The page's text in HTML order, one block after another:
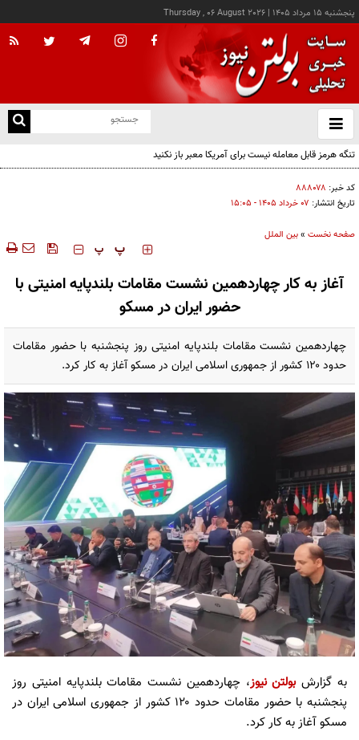
پنجشنبه ۱۵ مرداد ۱۴۰۵ |
Thursday , 06 August 2026
باز
و
تنگه هرمز قابل معامله نیست برای آمریکا معبر باز نکنید
کد خبر: ۸۸۸۰۷۸
تاریخ انتشار: ۰۷ خرداد ۱۴۰۵ - ۱۵:۰۵
صفحه نخست »بین الملل
‍‍‍ پ پ
آغاز به کار چهاردهمین نشست مقامات بلندپایه امنیتی با
حضور ایران در مسکو
چهاردهمین نشست مقامات بلندپایه امنیتی روز پنجشنبه با حضور مقامات
حدود ۱۲۰ کشور از جمهوری اسلامی ایران در مسکو آغاز به کار کرد.
به گزارشبولتن نیوز، چهاردهمین نشست مقامات بلندپایه امنیتی روز
پنجشنبه با حضور مقامات حدود ۱۲۰ کشور از جمهوری اسلامی ایران در
مسکو آغاز به کار کرد.